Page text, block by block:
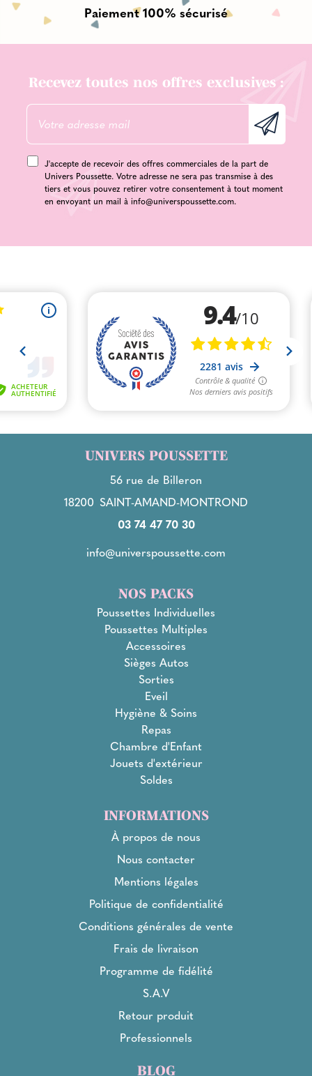
Paiement 100% sécurisé
Recevez toutes nos offres exclusives :
J'accepte de recevoir des offres commerciales de la part de
Univers Poussette. Votre adresse ne sera pas transmise à des
tiers et vous pouvez retirer votre consentement à tout moment
en envoyant un mail à info@universpoussette.com.
UNIVERS POUSSETTE
56 rue de Billeron
18200 SAINT-AMAND-MONTROND
03 74 47 70 30
info@universpoussette.com
NOS PACKS
Poussettes Individuelles
Poussettes Multiples
Accessoires
Sièges Autos
Sorties
Eveil
Hygiène & Soins
Repas
Chambre d'Enfant
Jouets d'extérieur
Soldes
INFORMATIONS
À propos de nous
Nous contacter
Mentions légales
Politique de confidentialité
Conditions générales de vente
Frais de livraison
Programme de fidélité
S.A.V
Retour produit
Professionnels
BLOG